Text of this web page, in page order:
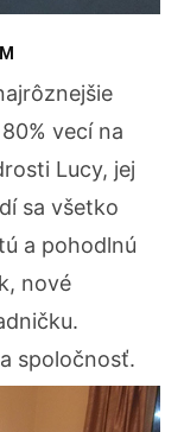
vecí na
Lucy, jej
sa všetko
a pohodlnú
nové
spoločnosť.